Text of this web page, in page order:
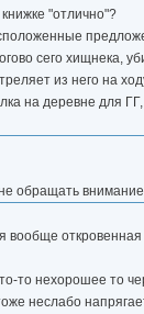
"отлично"?
сего хищнека,
из него на
на деревне для
обращать
вообще
то нехорошее то
неслабо